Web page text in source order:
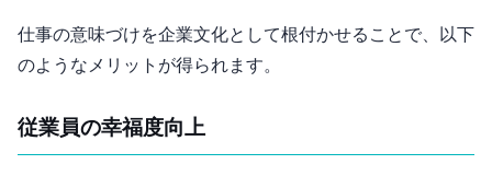
仕事の意味づけを企業文化として根付かせることで、以下
のようなメリットが得られます。
従業員の幸福度向上